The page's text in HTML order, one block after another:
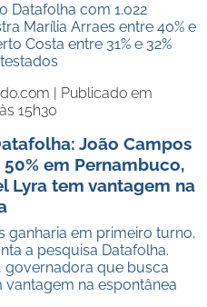
Datafolha com 1.022
Marília Arraes entre 40% e
Costa entre 31% e 32%
| Publicado em
15h30
João Campos
em Pernambuco,
Lyra tem vantagem na
ganharia em primeiro turno,
a pesquisa Datafolha.
governadora que busca
vantagem na espontânea